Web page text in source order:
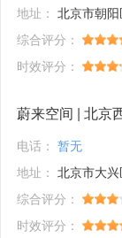
地址： 北京市朝
综合评分：
时效评分：
蔚来空间 | 北京
电话： 暂无
地址： 北京市大
综合评分：
时效评分：